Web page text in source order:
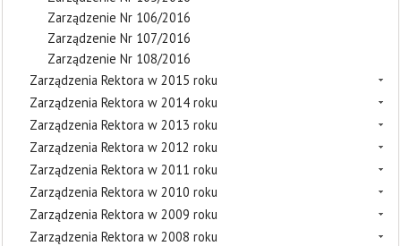
Zarządzenie Nr 106/2016
Zarządzenie Nr 107/2016
Zarządzenie Nr 108/2016
Zarządzenia Rektora w 2015 roku
Zarządzenia Rektora w 2014 roku
Zarządzenia Rektora w 2013 roku
Zarządzenia Rektora w 2012 roku
Zarządzenia Rektora w 2011 roku
Zarządzenia Rektora w 2010 roku
Zarządzenia Rektora w 2009 roku
Zarządzenia Rektora w 2008 roku